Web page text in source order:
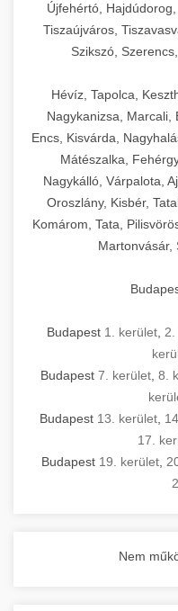
Újfehértó,
Tiszaújváros,
Szikszó,
Hévíz, Tapolca,
Nagykanizsa, Marcali,
Encs, Kisvárda,
Mátészalka,
Nagykálló, Várpalota,
Oroszlány, Kisbér,
Komárom, Tata,
Martonvásár,
Budapest 1. kerület
Budapest 7. kerület, 8.
Budapest 13. kerület
17.
Budapest 19. kerület
Nem